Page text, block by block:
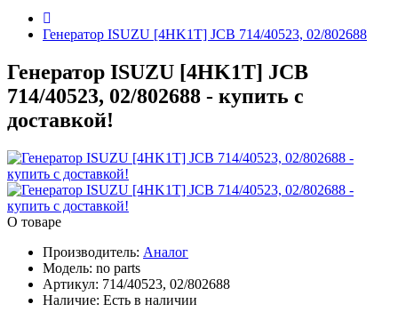
Генератор ISUZU [4HK1T] JCB 714/40523, 02/802688
Генератор ISUZU [4HK1T] JCB
714/40523, 02/802688 - купить с
доставкой!
О товаре
Производитель: Аналог
Модель: no parts
Артикул: 714/40523, 02/802688
Наличие: Есть в наличии